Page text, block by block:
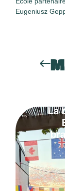
Eugeniusz
La